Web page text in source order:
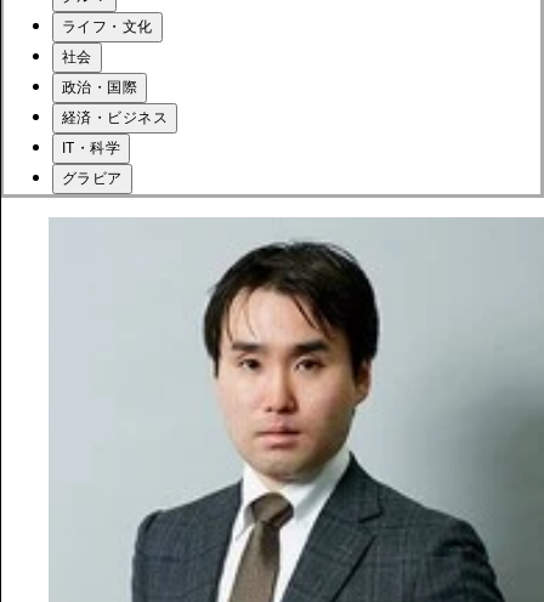
ライフ・文化
社会
政治・国際
経済・ビジネス
IT・科学
グラビア